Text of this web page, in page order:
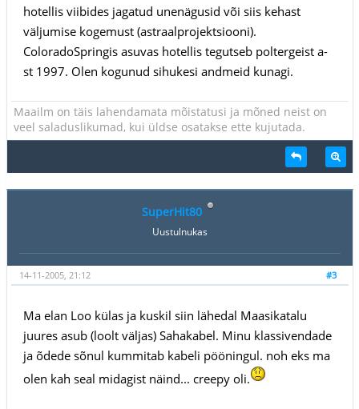
hotellis viibides jagatud unenägusid või siis kehast
väljumise kogemust (astraalprojektsiooni).
ColoradoSpringis asuvas hotellis tegutseb poltergeist a-
st 1997. Olen kogunud sihukesi andmeid kunagi.
Maailm on täis lahendamata mõistatusi ja mõned neist on
veel saladuslikumad, kui üldse osatakse ette kujutada.
SuperHit80
Uustulnukas
#3
14-11-2005, 21:12
Ma elan Loo külas ja kuskil siin lähedal Maasikatalu
juures asub (loolt väljas) Sahakabel. Minu klassivendade
ja õdede sõnul kummitab kabeli pööningul. noh eks ma
olen kah seal midagist näind... creepy oli.